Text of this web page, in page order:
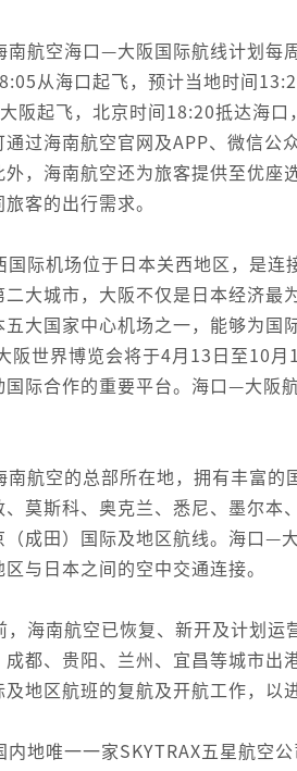
航空海口—大阪国际航线计划每
从海口起飞，预计当地时间
阪起飞，北京时间18:20抵达海
过海南航空官网及APP、微信
，海南航空还为旅客提供至优
客的出行需求。
机场位于日本关西地区，是连
大城市，大阪不仅是日本经济
大国家中心机场之一，能够为
阪世界博览会将于4月13日至10
际合作的重要平台。海口—大阪
空的总部所在地，拥有丰富的
莫斯科、奥克兰、悉尼、墨尔
（成田）国际及地区航线。海口—
与日本之间的空中交通连接。
南航空已恢复、新开及计划运
都、贵阳、兰州、宜昌等城市
地区航班的复航及开航工作，以
唯一一家SKYTRAX五星航空